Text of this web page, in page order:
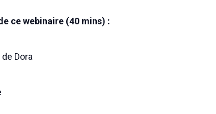
ce webinaire (40 mins) :
Dora